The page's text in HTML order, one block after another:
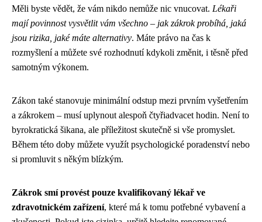
Měli byste vědět, že vám nikdo nemůže nic vnucovat. Lékaři
mají povinnost vysvětlit vám všechno – jak zákrok probíhá, jaká
jsou rizika, jaké máte alternativy. Máte právo na čas k
rozmyšlení a můžete své rozhodnutí kdykoli změnit, i těsně před
samotným výkonem.
Zákon také stanovuje minimální odstup mezi prvním vyšetřením
a zákrokem – musí uplynout alespoň čtyřiadvacet hodin. Není to
byrokratická šikana, ale příležitost skutečně si vše promyslet.
Během této doby můžete využít psychologické poradenství nebo
si promluvit s někým blízkým.
Zákrok smí provést pouze kvalifikovaný lékař ve
zdravotnickém zařízení, které má k tomu potřebné vybavení a